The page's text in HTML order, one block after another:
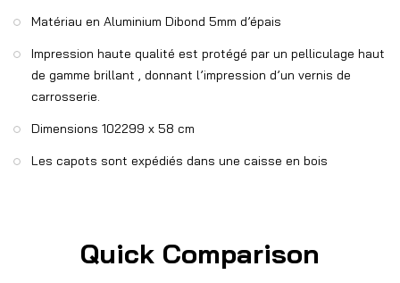
Matériau en Aluminium Dibond 5mm d’épais
Impression haute qualité est protégé par un pelliculage haut
de gamme brillant , donnant l’impression d’un vernis de
carrosserie.
Dimensions 102299 x 58 cm
Les capots sont expédiés dans une caisse en bois
Quick Comparison